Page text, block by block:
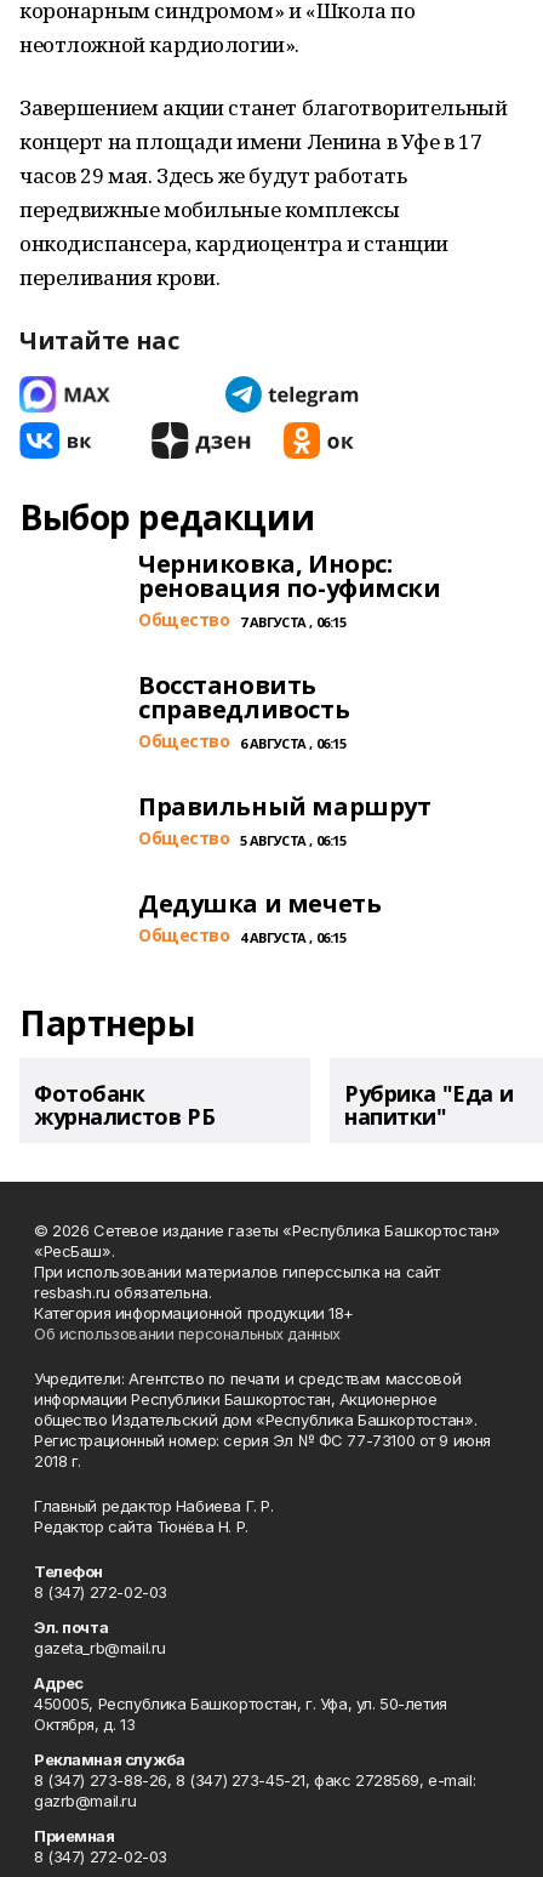
коронарным синдромом» и «Школа по
неотложной кардиологии».
Завершением акции станет благотворительный
концерт на площади имени Ленина в Уфе в 17
часов 29 мая. Здесь же будут работать
передвижные мобильные комплексы
онкодиспансера, кардиоцентра и станции
переливания крови.
Читайте нас
Выбор редакции
Черниковка, Инорс:
реновация по-уфимски
Общество 7 АВГУСТА , 06:15
Восстановить
справедливость
Общество 6 АВГУСТА , 06:15
Правильный маршрут
Общество 5 АВГУСТА , 06:15
Дедушка и мечеть
Общество 4 АВГУСТА , 06:15
Партнеры
Фотобанк
журналистов РБ
Рубрика "Еда и
напитки"
© 2026 Сетевое издание газеты «Республика Башкортостан»
«РесБаш».
При использовании материалов гиперссылка на сайт
resbash.ru обязательна.
Категория информационной продукции 18+
Об использовании персональных данных
Учредители: Агентство по печати и средствам массовой
информации Республики Башкортостан, Акционерное
общество Издательский дом «Республика Башкортостан».
Регистрационный номер: серия Эл № ФС 77-73100 от 9 июня
2018 г.
Главный редактор Набиева Г. Р.
Редактор сайта Тюнёва Н. Р.
Телефон
8 (347) 272-02-03
Эл. почта
gazeta_rb@mail.ru
Адрес
450005, Республика Башкортостан, г. Уфа, ул. 50-летия
Октября, д. 13
Рекламная служба
8 (347) 273-88-26, 8 (347) 273-45-21, факс 2728569, e-mail:
gazrb@mail.ru
Приемная
8 (347) 272-02-03